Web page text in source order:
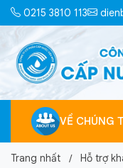
0215 3810 113
VỀ CHÚNG
Trang nhất Hỗ trợ